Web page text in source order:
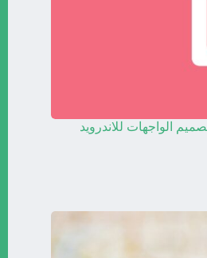
الواجهات للاندرويد